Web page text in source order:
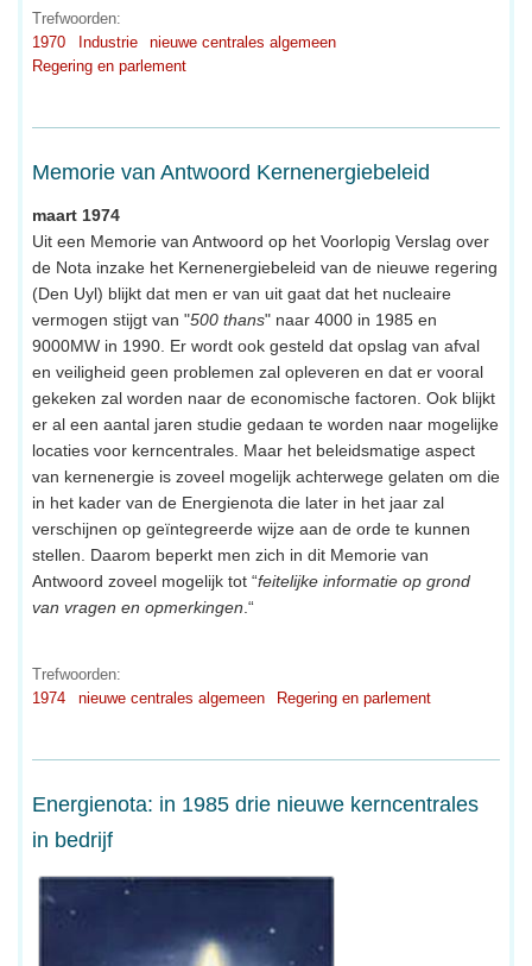
Trefwoorden:
1970
Industrie
nieuwe centrales algemeen
Regering en parlement
Memorie van Antwoord Kernenergiebeleid
maart 1974
Uit een Memorie van Antwoord op het Voorlopig Verslag over
de Nota inzake het Kernenergiebeleid van de nieuwe regering
(Den Uyl) blijkt dat men er van uit gaat dat het nucleaire
vermogen stijgt van "500 thans" naar 4000 in 1985 en
9000MW in 1990. Er wordt ook gesteld dat opslag van afval
en veiligheid geen problemen zal opleveren en dat er vooral
gekeken zal worden naar de economische factoren. Ook blijkt
er al een aantal jaren studie gedaan te worden naar mogelijke
locaties voor kerncentrales. Maar het beleidsmatige aspect
van kernenergie is zoveel mogelijk achterwege gelaten om die
in het kader van de Energienota die later in het jaar zal
verschijnen op geïntegreerde wijze aan de orde te kunnen
stellen. Daarom beperkt men zich in dit Memorie van
Antwoord zoveel mogelijk tot “feitelijke informatie op grond
van vragen en opmerkingen .“
Trefwoorden:
1974
nieuwe centrales algemeen Regering en parlement
Energienota: in 1985 drie nieuwe kerncentrales
in bedrijf